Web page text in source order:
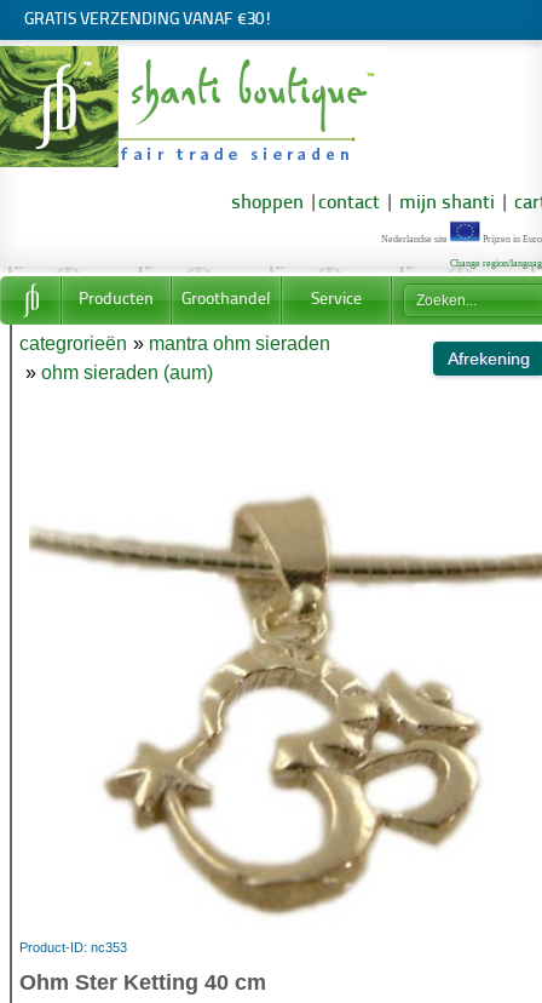
GRATIS VERZENDING VANAF €30!
shoppen contact mijn shanti
Nederlandse site Prijzen in
Change region/
Producten Groothandel Service
categrorieën » mantra ohm sieraden
» ohm sieraden (aum)
Product-ID nc353
Ohm Ster Ketting 40 cm